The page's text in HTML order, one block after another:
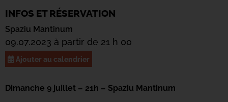
INFOS ET RÉSERVATION
Spaziu Mantinum
09.07.2023 à partir de 21 h 00
Ajouter au calendrier
Dimanche 9 juillet – 21h – Spaziu Mantinum